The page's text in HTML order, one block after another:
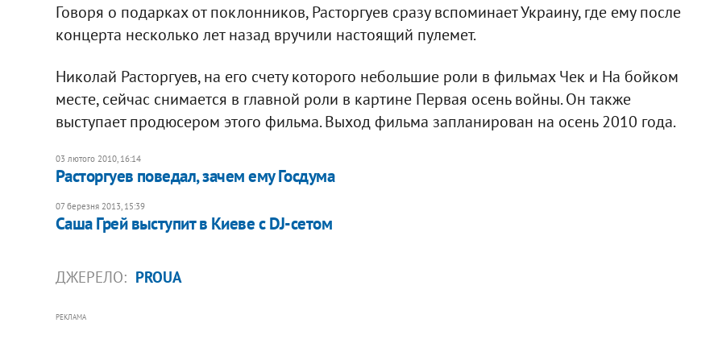
Говоря о подарках от поклонников, Расторгуев сразу вспоминает Украину, где ему после
концерта несколько лет назад вручили настоящий пулемет.
Николай Расторгуев, на его счету которого небольшие роли в фильмах Чек и На бойком
месте, сейчас снимается в главной роли в картине Первая осень войны. Он также
выступает продюсером этого фильма. Выход фильма запланирован на осень 2010 года.
03 лютого 2010, 16:14
Расторгуев поведал, зачем ему Госдума
07 березня 2013, 15:39
Саша Грей выступит в Киеве с DJ-сетом
ДЖЕРЕЛО: PROUA
РЕКЛАМА